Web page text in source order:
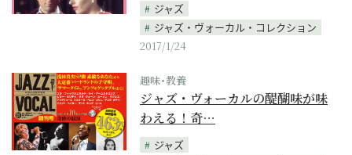
ジャズ
ジャズ・ヴォーカル・コレクション
2017/1/24
趣味･教養
ジャズ・ヴォーカルの醍醐味が味
わえる！奇…
ジャズ